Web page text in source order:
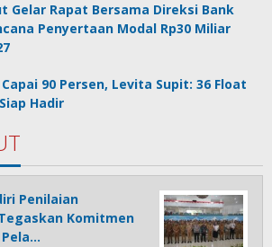
Gelar Rapat Bersama Direksi Bank
Penyertaan Modal Rp30 Miliar
Capai 90 Persen, Levita Supit: 36 Float
Hadir
Penilaian
Komitmen